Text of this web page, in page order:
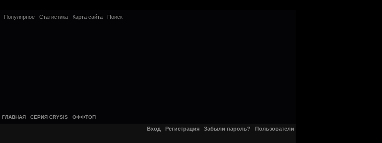
Популярное Статистика Карта сайта Поиск
ГЛАВНАЯ СЕРИЯ CRYSIS ОФФТОП
Вход Регистрация Забыли пароль? Пользователи